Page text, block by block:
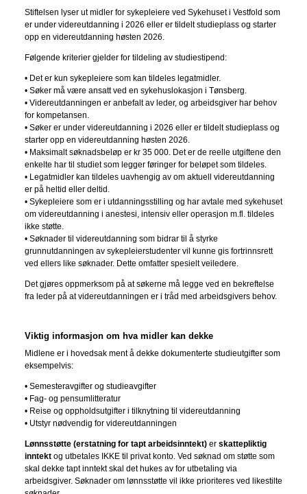
Stiftelsen lyser ut midler for sykepleiere ved Sykehuset i Vestfold som
er under videreutdanning i 2026 eller er tildelt studieplass og starter
opp en videreutdanning høsten 2026.
Følgende kriterier gjelder for tildeling av studiestipend:
• Det er kun sykepleiere som kan tildeles legatmidler.
• Søker må være ansatt ved en sykehuslokasjon i Tønsberg.
• Videreutdanningen er anbefalt av leder, og arbeidsgiver har behov
for kompetansen.
• Søker er under videreutdanning i 2026 eller er tildelt studieplass og
starter opp en videreutdanning høsten 2026.
• Maksimalt søknadsbeløp er kr 35 000. Det er de reelle utgiftene den
enkelte har til studiet som legger føringer for beløpet som tildeles.
• Legatmidler kan tildeles uavhengig av om aktuell videreutdanning
er på heltid eller deltid.
• Sykepleiere som er i utdanningsstilling og har avtale med sykehuset
om videreutdanning i anestesi, intensiv eller operasjon m.fl. tildeles
ikke støtte.
• Søknader til videreutdanning som bidrar til å styrke
grunnutdanningen av sykepleierstudenter vil kunne gis fortrinnsrett
ved ellers like søknader. Dette omfatter spesielt veiledere.
Det gjøres oppmerksom på at søkerne må legge ved en bekreftelse
fra leder på at videreutdanningen er i tråd med arbeidsgivers behov.
Viktig informasjon om hva midler kan dekke
Midlene er i hovedsak ment å dekke dokumenterte studieutgifter som
eksempelvis:
• Semesteravgifter og studieavgifter
• Fag- og pensumlitteratur
• Reise og oppholdsutgifter i tilknytning til videreutdanning
• Utstyr nødvendig for videreutdanningen
Lønnsstøtte (erstatning for tapt arbeidsinntekt)er skattepliktig
inntektog utbetales IKKE til privat konto. Ved søknad om støtte som
skal dekke tapt inntekt skal det hukes av for utbetaling via
arbeidsgiver. Søknader om lønnsstøtte vil ikke prioriteres ved likestilte